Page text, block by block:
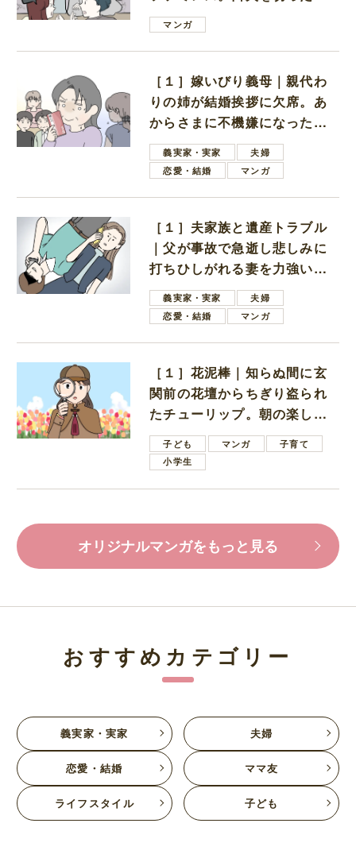
は電車好きの男の子ママ
マンガ
［１］嫁いびり義母｜親代わ
りの姉が結婚挨拶に欠席。あ
からさまに不機嫌になった義
母義実家・実家
夫婦
恋愛・結婚
マンガ
［１］夫家族と遺産トラブル
｜父が事故で急逝し悲しみに
打ちひしがれる妻を力強い言
葉で励ます夫
義実家・実家
夫婦
恋愛・結婚
マンガ
［１］花泥棒｜知らぬ間に玄
関前の花壇からちぎり盗られ
たチューリップ。朝の楽しみ
を奪われたショックは大きい
子ども マンガ
子育て
小学生
オリジナルマンガをもっと見る
おすすめカテゴリー
義実家・実家 夫婦
恋愛・結婚 ママ友
ライフスタイル 子ども